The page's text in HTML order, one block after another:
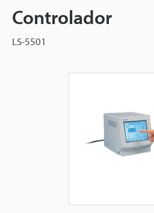
Controlador
LS-5501